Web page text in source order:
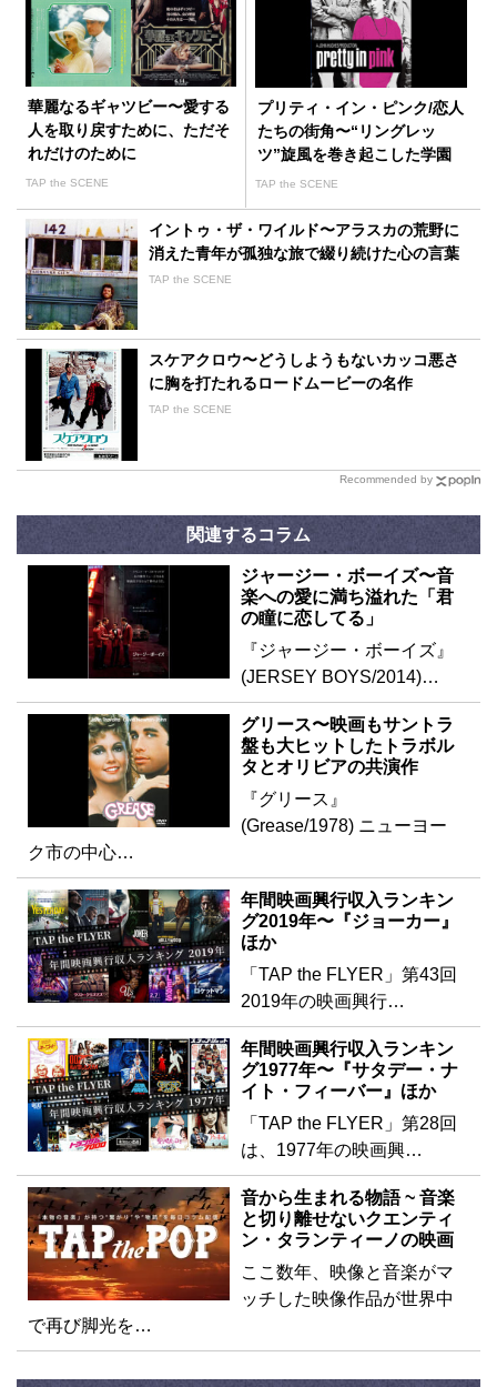
華麗なるギャツビー〜愛する
人を取り戻すために、ただそ
れだけのために
TAP the SCENE
プリティ・イン・ピンク/恋人
たちの街角〜“リングレッ
ツ”旋風を巻き起こした学園
映画
TAP the SCENE
イントゥ・ザ・ワイルド〜アラスカの荒野に
消えた青年が孤独な旅で綴り続けた心の言葉
TAP the SCENE
スケアクロウ〜どうしようもないカッコ悪さ
に胸を打たれるロードムービーの名作
TAP the SCENE
Recommended by
関連するコラム
ジャージー・ボーイズ〜音
楽への愛に満ち溢れた「君
の瞳に恋してる」
『ジャージー・ボーイズ』
(JERSEY BOYS/2014)…
グリース〜映画もサントラ
盤も大ヒットしたトラボル
タとオリビアの共演作
『グリース』
(Grease/1978) ニューヨー
ク市の中心…
年間映画興行収入ランキン
グ2019年〜『ジョーカー』
ほか
「TAP the FLYER」第43回
2019年の映画興行…
年間映画興行収入ランキン
グ1977年〜『サタデー・ナ
イト・フィーバー』ほか
「TAP the FLYER」第28回
は、1977年の映画興…
音から生まれる物語 ~ 音楽
と切り離せないクエンティ
ン・タランティーノの映画
ここ数年、映像と音楽がマ
ッチした映像作品が世界中
で再び脚光を…